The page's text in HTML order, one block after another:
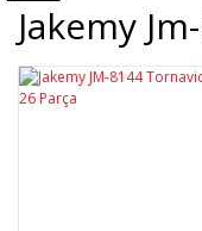
Jakemy